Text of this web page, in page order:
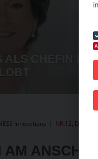
ALS CHEFIN
Innovations NR.12,